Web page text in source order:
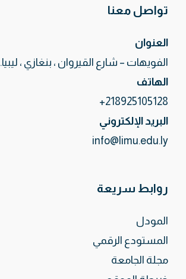
تواصل معنا
العنوان
الفويهات – شارع القيروان ، بنغازي ، ليبيا.
الهاتف
218925105128+
البريد الإلكتروني
info@limu.edu.ly
روابط سريعة
المودل
المستودع الرقمي
مجلة الجامعة